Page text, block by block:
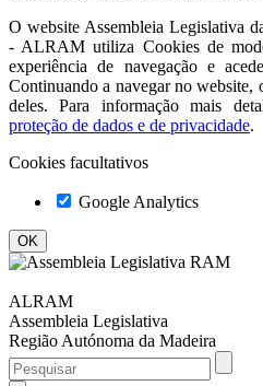
O website Assembleia Legislativa
- ALRAM utiliza Cookies de
experiência de navegação e
Continuando a navegar no
deles. Para informação mais
proteção de dados e de privacidade.
Cookies facultativos
Google Analytics
ALRAM
Assembleia Legislativa
Região Autónoma da Madeira